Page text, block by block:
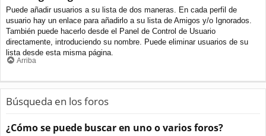
Puede añadir usuarios a su lista de dos maneras. En cada perfil de
usuario hay un enlace para añadirlo a su lista de Amigos y/o Ignorados.
También puede hacerlo desde el Panel de Control de Usuario
directamente, introduciendo su nombre. Puede eliminar usuarios de su
lista desde esta misma página.
Arriba
Búsqueda en los foros
¿Cómo se puede buscar en uno o varios foros?